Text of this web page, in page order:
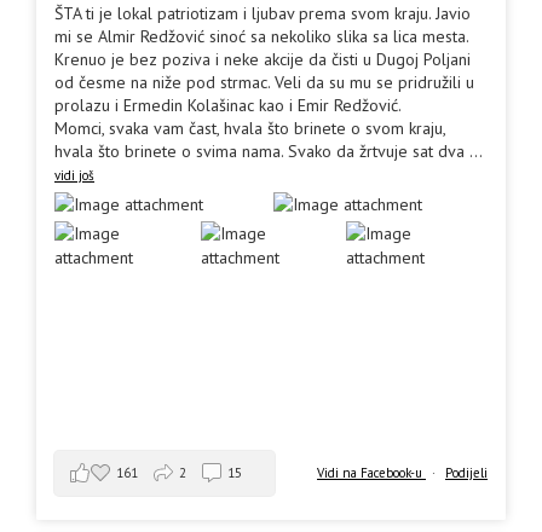
ŠTA ti je lokal patriotizam i ljubav prema svom kraju. Javio
mi se Almir Redžović sinoć sa nekoliko slika sa lica mesta.
Krenuo je bez poziva i neke akcije da čisti u Dugoj Poljani
od česme na niže pod strmac. Veli da su mu se pridružili u
prolazu i Ermedin Kolašinac kao i Emir Redžović.
Momci, svaka vam čast, hvala što brinete o svom kraju,
hvala što brinete o svima nama. Svako da žrtvuje sat dva ...
vidi još
Vidi na Facebook-u · Podijeli
161 2 15